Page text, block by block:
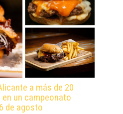
a más de 20
un campeonato
de agosto